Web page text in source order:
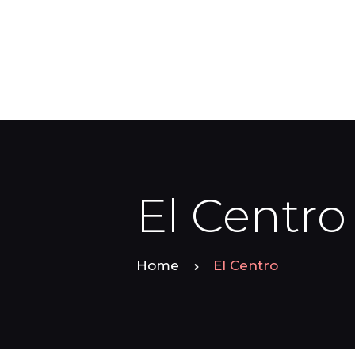
El Centro
Home El Centro